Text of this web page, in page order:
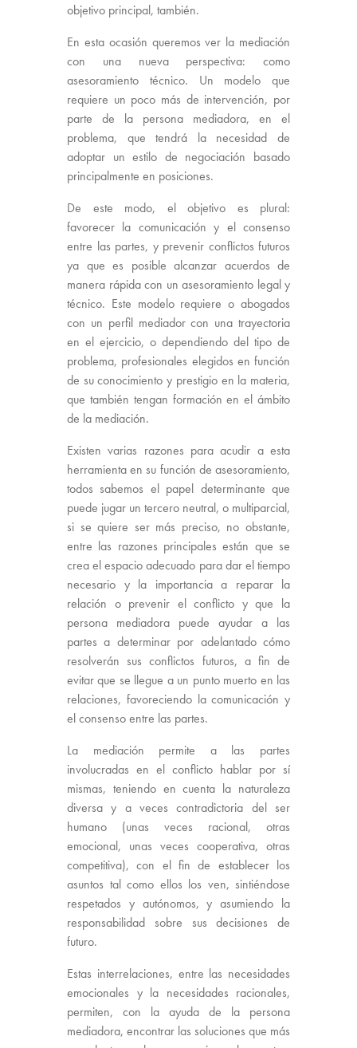
objetivo principal, también.
En esta ocasión queremos ver la mediación
con una nueva perspectiva: como
asesoramiento técnico. Un modelo que
requiere un poco más de intervención, por
parte de la persona mediadora, en el
problema, que tendrá la necesidad de
adoptar un estilo de negociación basado
principalmente en posiciones.
De este modo, el objetivo es plural:
favorecer la comunicación y el consenso
entre las partes, y prevenir conflictos futuros
ya que es posible alcanzar acuerdos de
manera rápida con un asesoramiento legal y
técnico. Este modelo requiere o abogados
con un perfil mediador con una trayectoria
en el ejercicio, o dependiendo del tipo de
problema, profesionales elegidos en función
de su conocimiento y prestigio en la materia,
que también tengan formación en el ámbito
de la mediación.
Existen varias razones para acudir a esta
herramienta en su función de asesoramiento,
todos sabemos el papel determinante que
puede jugar un tercero neutral, o multiparcial,
si se quiere ser más preciso, no obstante,
entre las razones principales están que se
crea el espacio adecuado para dar el tiempo
necesario y la importancia a reparar la
relación o prevenir el conflicto y que la
persona mediadora puede ayudar a las
partes a determinar por adelantado cómo
resolverán sus conflictos futuros, a fin de
evitar que se llegue a un punto muerto en las
relaciones, favoreciendo la comunicación y
el consenso entre las partes.
La mediación permite a las partes
involucradas en el conflicto hablar por sí
mismas, teniendo en cuenta la naturaleza
diversa y a veces contradictoria del ser
humano (unas veces racional, otras
emocional, unas veces cooperativa, otras
competitiva), con el fin de establecer los
asuntos tal como ellos los ven, sintiéndose
respetados y autónomos, y asumiendo la
responsabilidad sobre sus decisiones de
futuro.
Estas interrelaciones, entre las necesidades
emocionales y la necesidades racionales,
permiten, con la ayuda de la persona
mediadora, encontrar las soluciones que más